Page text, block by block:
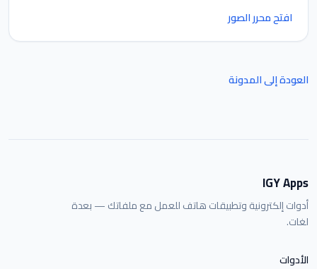
افتح محرر الصور
العودة إلى المدونة
IGY Apps
أدوات إلكترونية وتطبيقات هاتف للعمل مع ملفاتك — بعدة
لغات.
الأدوات